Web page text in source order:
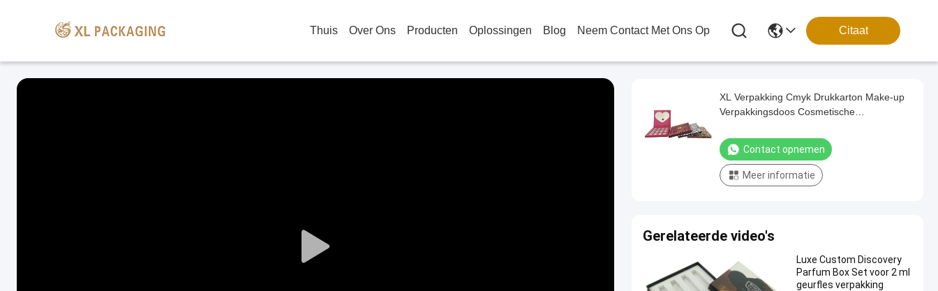
Thuis Over Ons Producten Oplossingen Blog Neem Contact Met Ons Op Citaat
Play
XL Verpakking Cmyk Drukkarton Make-up
Verpakkingsdoos Cosmetische
Paletdoos
Contact opnemen
Meer informatie
Gerelateerde video's
Luxe Custom Discovery
Parfum Box Set voor 2 ml
geurfles verpakking